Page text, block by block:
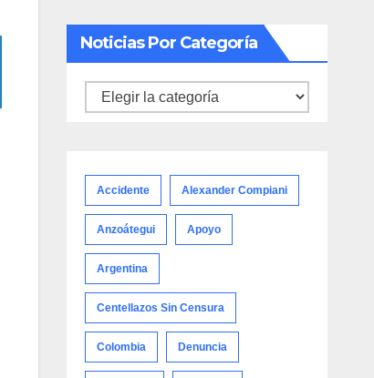
Noticias Por Categoría
Noticias
Accidente Alexander Compiani
Anzoátegui Apoyo
Argentina
Centellazos Sin Censura
Colombia Denuncia